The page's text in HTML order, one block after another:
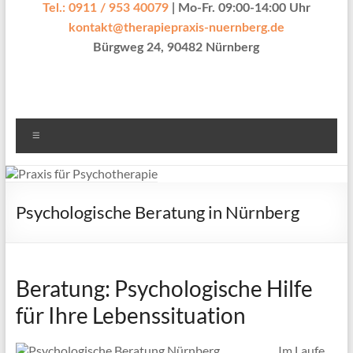
Tel.: 0911 / 953 40079| Mo-Fr. 09:00-14:00 Uhr
kontakt@therapiepraxis-nuernberg.de
Bürgweg 24, 90482 Nürnberg
Psychologische Beratung in Nürnberg
Beratung: Psychologische Hilfe
für Ihre Lebenssituation